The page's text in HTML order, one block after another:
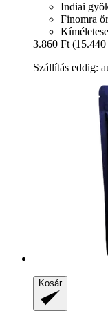
Indiai
Finomra
3.860 Ft
Szállítás eddig:
Kosár